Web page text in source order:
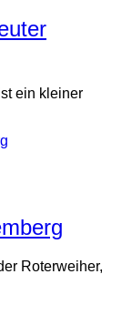
ein kleiner
Roterweiher,